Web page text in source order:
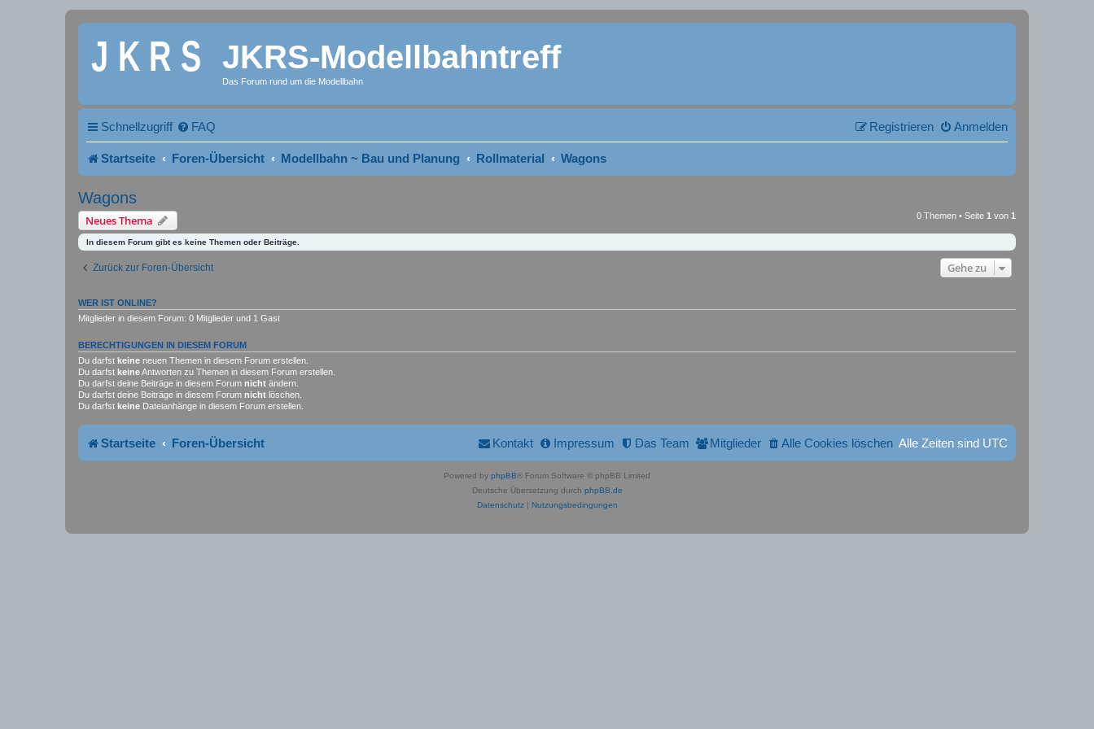
JKRS-Modellbahntreff
Das Forum rund um die Modellbahn
Schnellzugriff FAQ Anmelden
Registrieren
Startseite Foren-Übersicht Modellbahn ~ Bau und Planung Rollmaterial Wagons
Wagons
Neues Thema 0 Themen • Seite 1 von 1
In diesem Forum gibt es keine Themen oder Beiträge.
Zurück zur Foren-Übersicht Gehe zu
WER IST ONLINE?
Mitglieder in diesem Forum: 0 Mitglieder und 1 Gast
BERECHTIGUNGEN IN DIESEM FORUM
Du darfst keine neuen Themen in diesem Forum erstellen.
Du darfst keineAntworten zu Themen in diesem Forum erstellen.
Du darfst deine Beiträge in diesem Forum nicht ändern.
Du darfst deine Beiträge in diesem Forum nicht löschen.
Du darfst keine Dateianhänge in diesem Forum erstellen.
Startseite Foren-Übersicht Alle Zeiten sind UTC
Alle Cookies löschen
Mitglieder
Das Team
Impressum
Kontakt
Powered by phpBB® Forum Software © phpBB Limited
Deutsche Übersetzung durch phpBB.de
Datenschutz| Nutzungsbedingungen